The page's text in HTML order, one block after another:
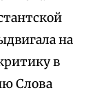
на
в
Слова